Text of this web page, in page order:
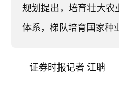
规划提出，培育壮大
体系，梯队培育国家种
证券时报记者 江聃